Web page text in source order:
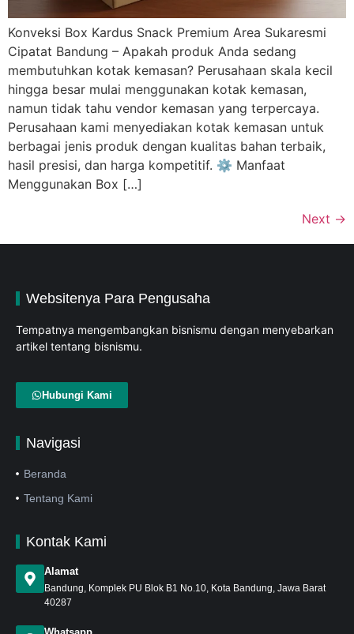
Konveksi Box Kardus Snack Premium Area Sukaresmi
Cipatat Bandung – Apakah produk Anda sedang
membutuhkan kotak kemasan? Perusahaan skala kecil
hingga besar mulai menggunakan kotak kemasan,
namun tidak tahu vendor kemasan yang terpercaya.
Perusahaan kami menyediakan kotak kemasan untuk
berbagai jenis produk dengan kualitas bahan terbaik,
hasil presisi, dan harga kompetitif. ⚙️ Manfaat
Menggunakan Box […]
Next →
Websitenya Para Pengusaha
Tempatnya mengembangkan bisnismu dengan menyebarkan
artikel tentang bisnismu.
Hubungi Kami
Navigasi
Beranda
Tentang Kami
Kontak Kami
Alamat
Bandung , Komplek PU Blok B1 No.10, Kota Bandung, Jawa Barat
40287